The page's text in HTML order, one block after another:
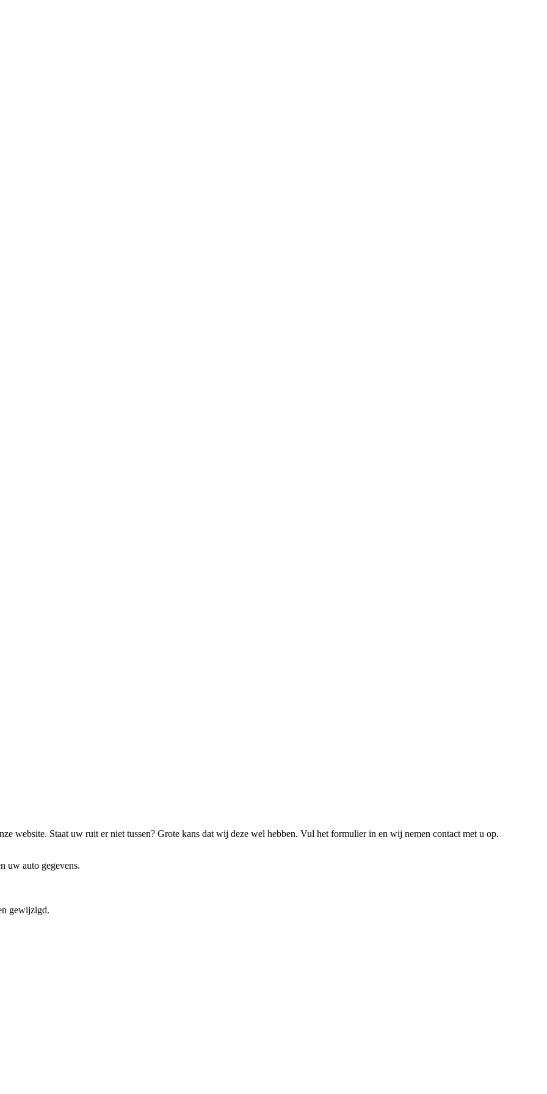
website. Staat uw ruit er niet tussen? Grote kans dat wij deze wel hebben. Vul het formulier in en wij nemen contact met u op.
uw auto gegevens.
gewijzigd.